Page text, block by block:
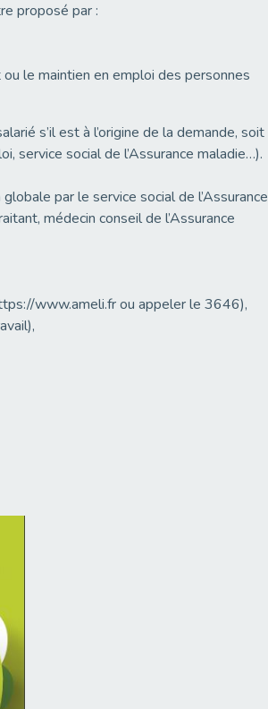
proposé par :
le maintien en emploi des personnes
s’il est à l’origine de la demande, soit
service social de l’Assurance maladie…).
par le service social de l’Assurance
médecin conseil de l’Assurance
www.ameli.fr ou appeler le 3646),